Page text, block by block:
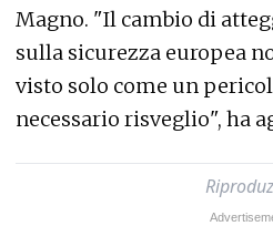
Magno. "Il cambio di
sulla sicurezza europea
visto solo come un
necessario risveglio", ha